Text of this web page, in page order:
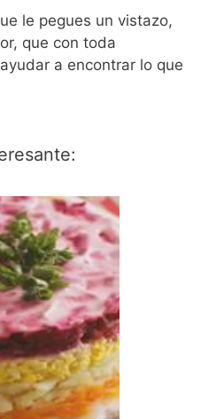
le pegues un vistazo,
que con toda
a encontrar lo que